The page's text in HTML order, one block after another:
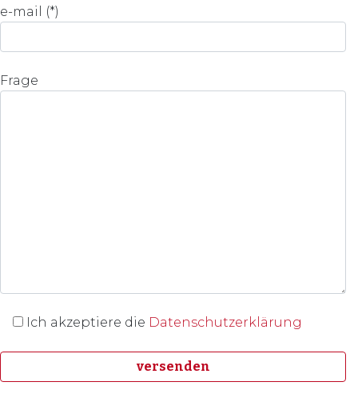
e-mail (*)
Frage
Ich akzeptiere die Datenschutzerklärung